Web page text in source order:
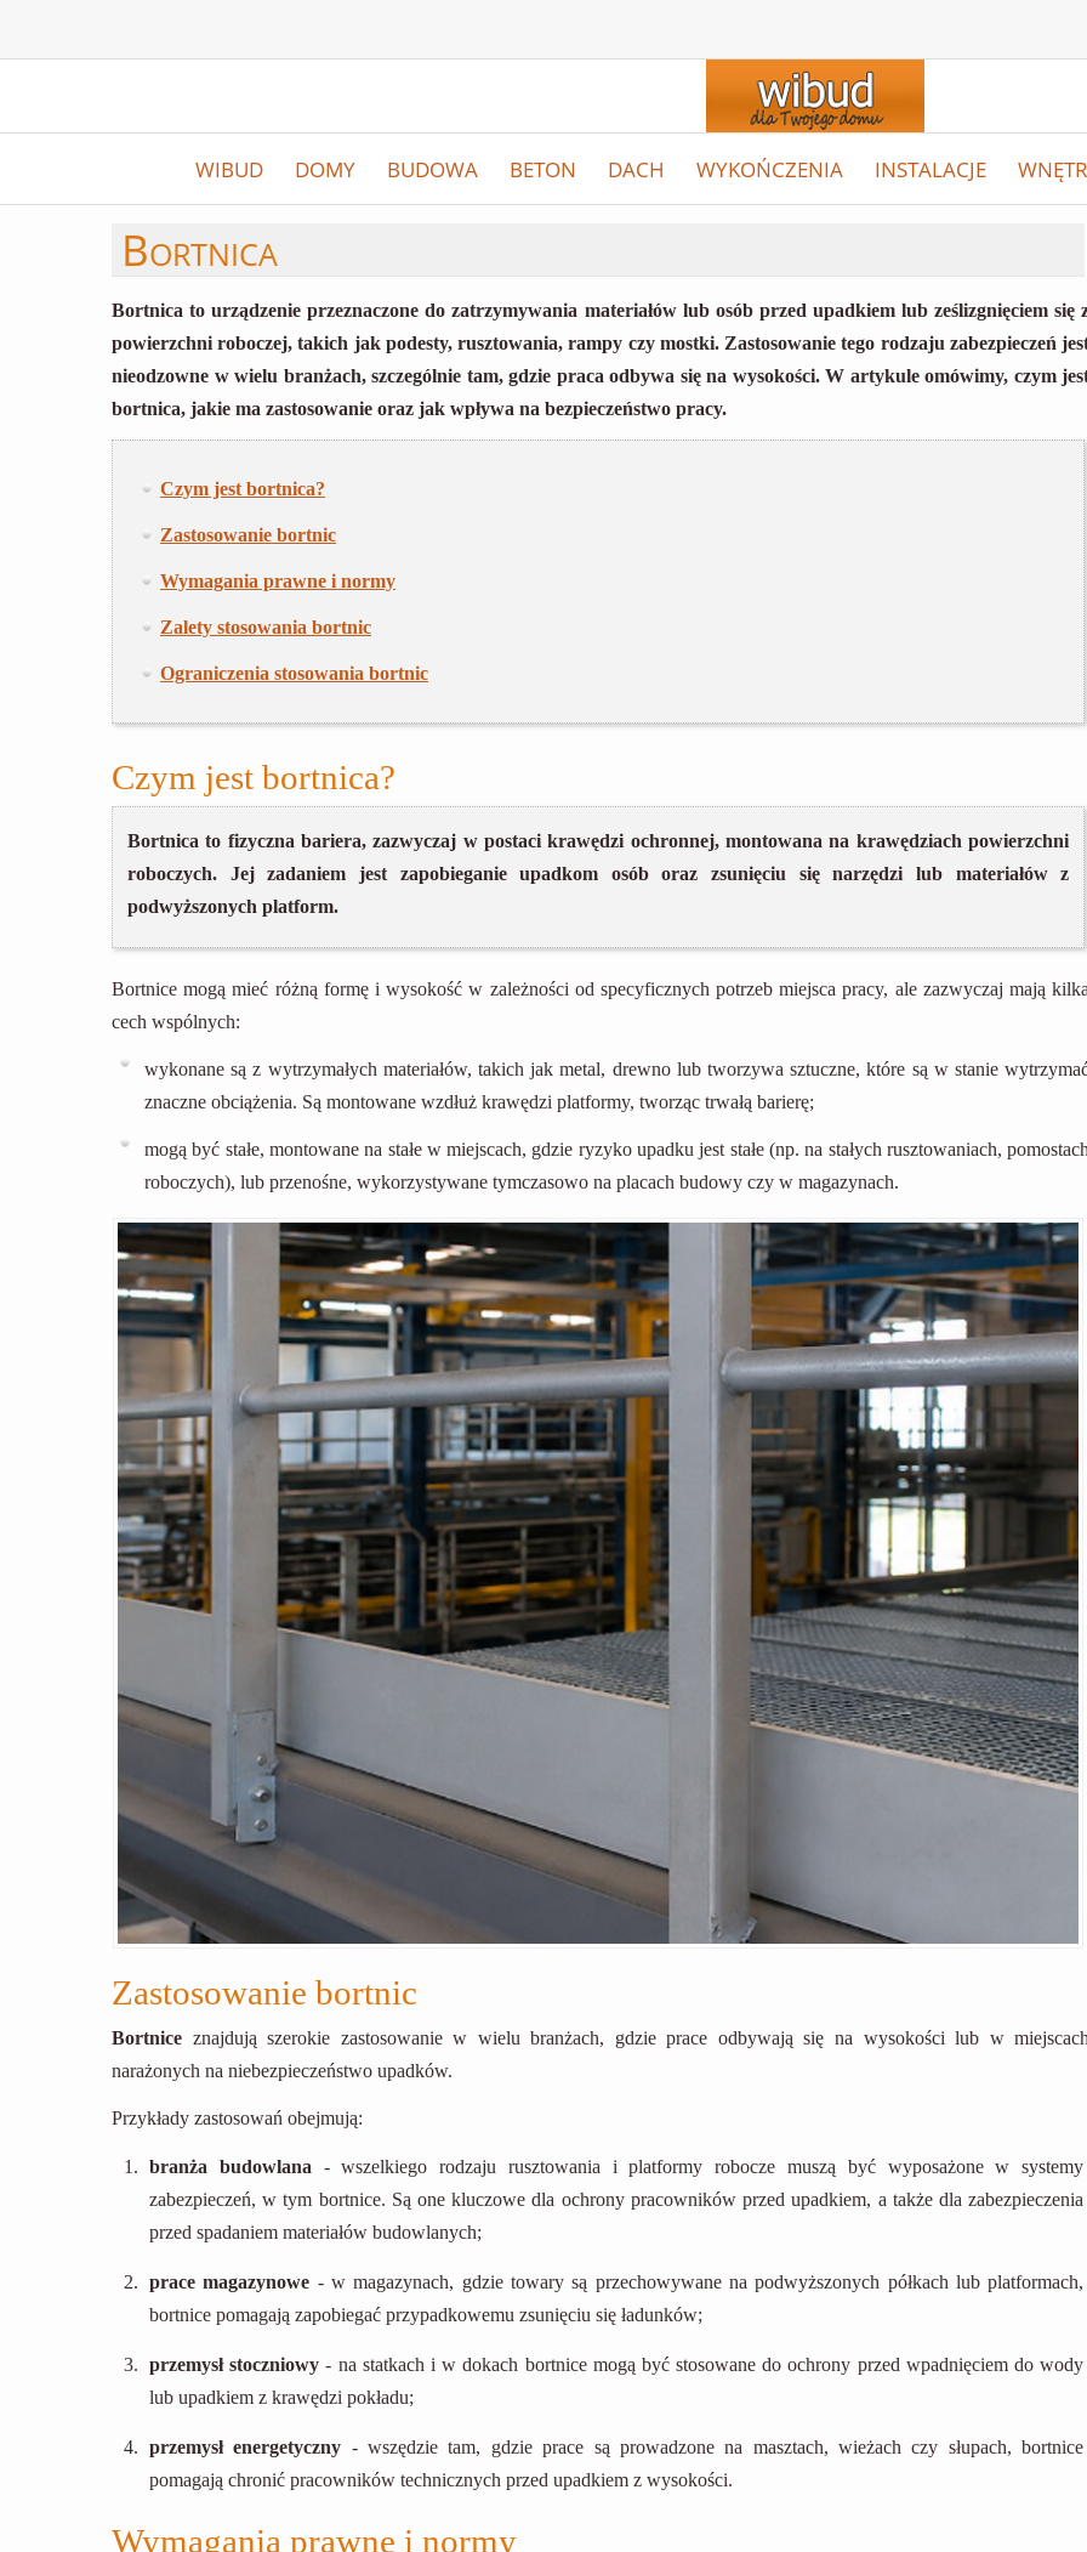
WIBUD DOMY BUDOWA BETON DACH WYKOŃCZENIA INSTALACJE
Bortnica
Bortnica to urządzenie przeznaczone do zatrzymywania materiałów lub osób przed upadkiem lub ześlizgnięciem się
powierzchni roboczej, takich jak podesty, rusztowania, rampy czy mostki. Zastosowanie tego rodzaju zabezpieczeń
nieodzowne w wielu branżach, szczególnie tam, gdzie praca odbywa się na wysokości. W artykule omówimy, czym
bortnica, jakie ma zastosowanie oraz jak wpływa na bezpieczeństwo pracy.
Czym jest bortnica?
Zastosowanie bortnic
Wymagania prawne i normy
Zalety stosowania bortnic
Ograniczenia stosowania bortnic
Czym jest bortnica?
Bortnica to fizyczna bariera, zazwyczaj w postaci krawędzi ochronnej, montowana na krawędziach powierzchni
roboczych. Jej zadaniem jest zapobieganie upadkom osób oraz zsunięciu się narzędzi lub materiałów z
podwyższonych platform.
Bortnice mogą mieć różną formę i wysokość w zależności od specyficznych potrzeb miejsca pracy, ale zazwyczaj mają
cech wspólnych:
wykonane są z wytrzymałych materiałów, takich jak metal, drewno lub tworzywa sztuczne, które są w stanie
znaczne obciążenia. Są montowane wzdłuż krawędzi platformy, tworząc trwałą barierę;
mogą być stałe, montowane na stałe w miejscach, gdzie ryzyko upadku jest stałe (np. na stałych rusztowaniach,
roboczych), lub przenośne, wykorzystywane tymczasowo na placach budowy czy w magazynach.
Zastosowanie bortnic
Bortnice znajdują szerokie zastosowanie w wielu branżach, gdzie prace odbywają się na wysokości lub w
narażonych na niebezpieczeństwo upadków.
Przykłady zastosowań obejmują:
branża budowlana - wszelkiego rodzaju rusztowania i platformy robocze muszą być wyposażone w systemy
zabezpieczeń, w tym bortnice. Są one kluczowe dla ochrony pracowników przed upadkiem, a także dla zabezpieczenia
przed spadaniem materiałów budowlanych;
prace magazynowe - w magazynach, gdzie towary są przechowywane na podwyższonych półkach lub platformach,
bortnice pomagają zapobiegać przypadkowemu zsunięciu się ładunków;
przemysł stoczniowy - na statkach i w dokach bortnice mogą być stosowane do ochrony przed wpadnięciem do wody
lub upadkiem z krawędzi pokładu;
przemysł energetyczny - wszędzie tam, gdzie prace są prowadzone na masztach, wieżach czy słupach, bortnice
pomagają chronić pracowników technicznych przed upadkiem z wysokości.
Wymagania prawne i normy